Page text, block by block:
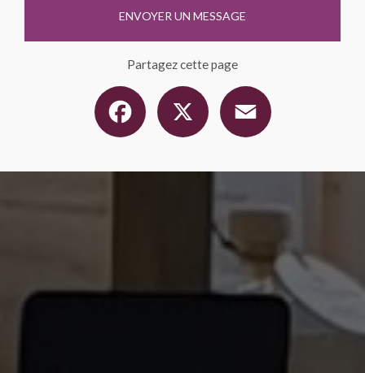
ENVOYER UN MESSAGE
Partagez cette page
Facebook